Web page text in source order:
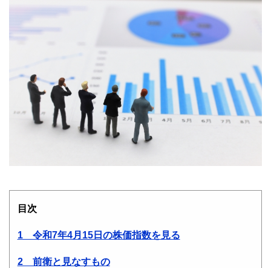
目次
1 令和7年4月15日の株価指数を見る
2 前衛と見なすもの